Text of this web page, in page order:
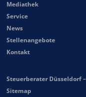
Mediathek
Service
News
Stellenangebote
Kontakt
Steuerberater Düsseldorf
Sitemap